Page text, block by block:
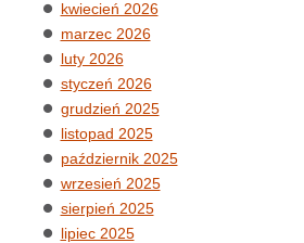
kwiecień 2026
marzec 2026
luty 2026
styczeń 2026
grudzień 2025
listopad 2025
październik 2025
wrzesień 2025
sierpień 2025
lipiec 2025